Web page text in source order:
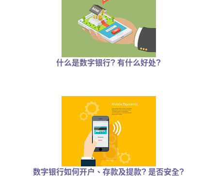
什么是数字银行? 有什么好处?
数字银行如何开户、存款及提款? 是否安全?